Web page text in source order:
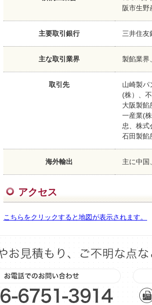
阪市生野
主要取引銀行 三井住友
主な取引業界 製餡業界
取引先
山崎製パ
(株）、
大阪製餡
一産業(
忠、株式
石田製餡
海外輸出 主に中国
アクセス
こちらをクリックすると地図が表示されます。